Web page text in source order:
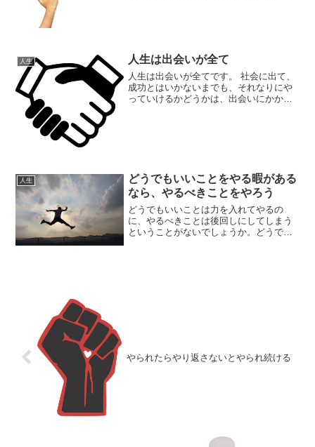
人生 人生は出会いが全て
人生は出会いが全てです。 社会に出て、
成功とはいかないまでも、それなりにや
っていけるかどうかは、出会いにかかっ
人生
どうでもいいことをやる暇がある
なら、やるべきことをやろう
どうでもいいことは力を入れてやるの
に、やるべきことは後回しにしてしまう
ということがないでしょうか。どうでも
やられたらやり返さないとやられ続ける